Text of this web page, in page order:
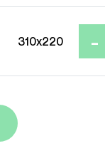
310x220 -